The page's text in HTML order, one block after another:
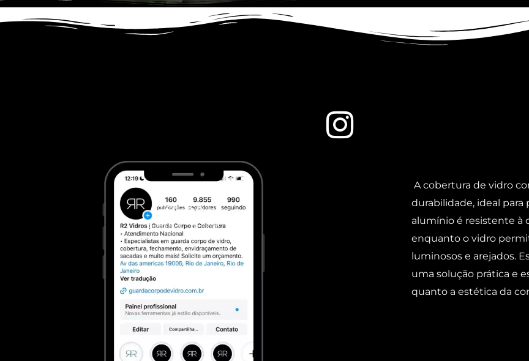
A cobertura de vidro
durabilidade, ideal
alumínio é resistente à
enquanto o vidro
luminosos e arejados.
uma solução prática e
quanto a estética da